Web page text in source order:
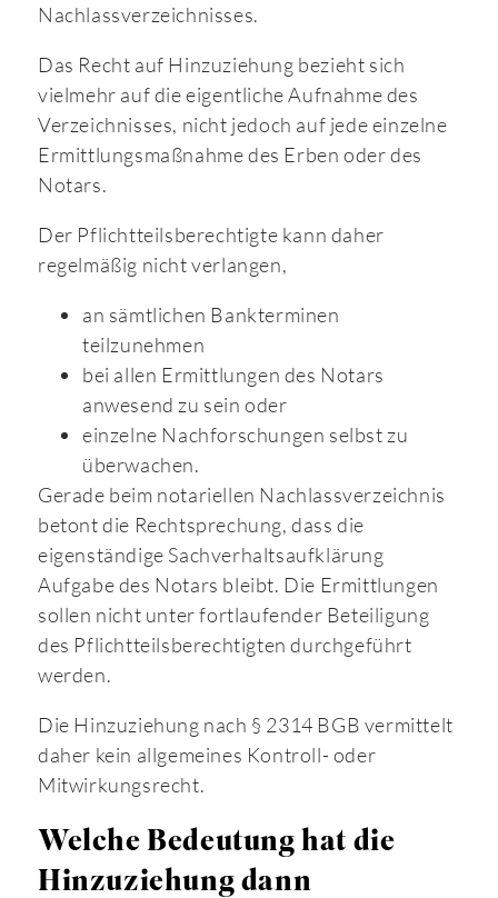
Nachlassverzeichnisses.
Das Recht auf Hinzuziehung bezieht sich
vielmehr auf die eigentliche Aufnahme des
Verzeichnisses, nicht jedoch auf jede einzelne
Ermittlungsmaßnahme des Erben oder des
Notars.
Der Pflichtteilsberechtigte kann daher
regelmäßig nicht verlangen,
an sämtlichen Bankterminen
teilzunehmen
bei allen Ermittlungen des Notars
anwesend zu sein oder
einzelne Nachforschungen selbst zu
überwachen.
Gerade beim notariellen Nachlassverzeichnis
betont die Rechtsprechung, dass die
eigenständige Sachverhaltsaufklärung
Aufgabe des Notars bleibt. Die Ermittlungen
sollen nicht unter fortlaufender Beteiligung
des Pflichtteilsberechtigten durchgeführt
werden.
Die Hinzuziehung nach § 2314 BGB vermittelt
daher kein allgemeines Kontroll- oder
Mitwirkungsrecht.
Welche Bedeutung hat die
Hinzuziehung dann